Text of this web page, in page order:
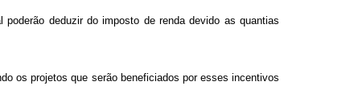
deduzir do imposto de renda devido as quantias
os projetos que serão beneficiados por esses incentivos